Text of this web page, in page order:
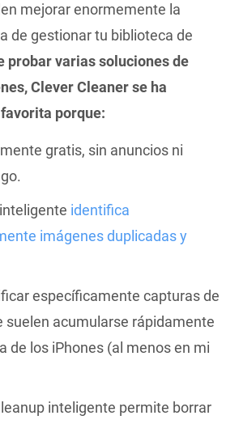
mejorar enormemente la
de gestionar tu biblioteca de
probar varias soluciones de
Clever Cleaner se ha
porque:
gratis, sin anuncios ni
identifica
imágenes duplicadas y
específicamente capturas de
suelen acumularse rápidamente
de los iPhones (al menos en mi
inteligente permite borrar